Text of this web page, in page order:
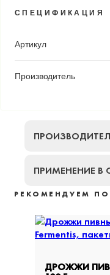
СПЕЦИФИКАЦИЯ
Артикул
Производитель
ПРИМЕНЕНИЕ В
РЕКОМЕНДУЕМ
ДРОЖЖИ